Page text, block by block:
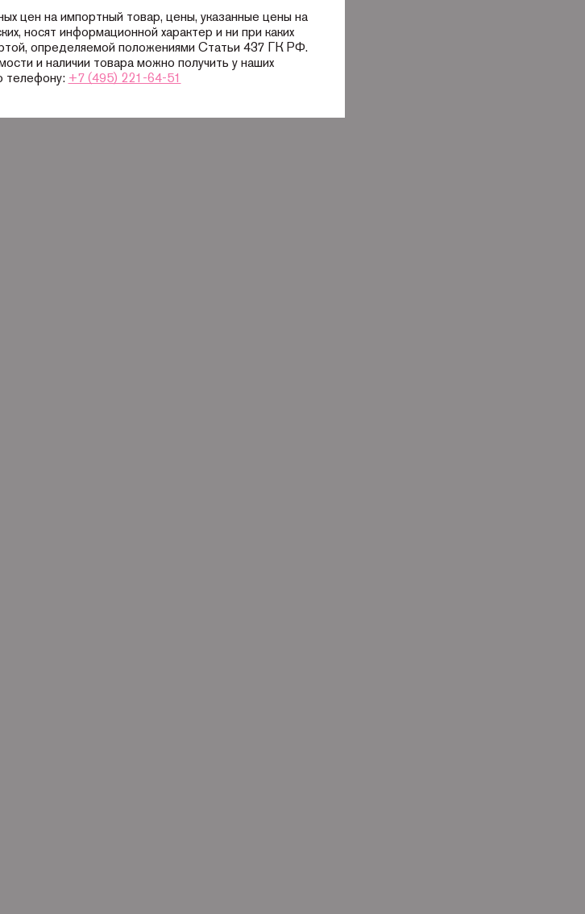
цен на импортный товар, цены, указанные цены на
носят информационной характер и ни при каких
определяемой положениями Статьи 437 ГК РФ.
и наличии товара можно получить у наших
телефону: +7 (495) 221-64-51